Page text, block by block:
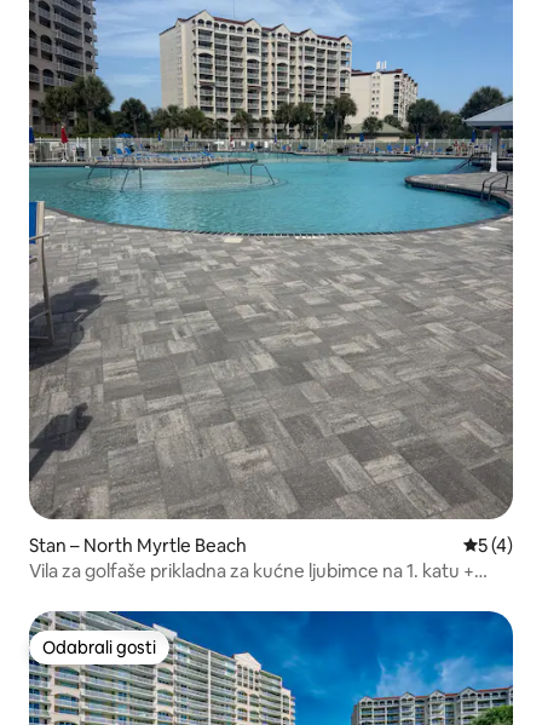
Stan – North Myrtle Beach
5 (4)
Vila za golfaše prikladna za kućne ljubimce na 1. katu +
Odabrali gosti
Odabrali gosti